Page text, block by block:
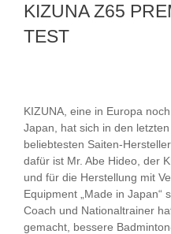
KIZUNA Z65
TEST
KIZUNA, eine in Europa
Japan, hat sich in den
beliebtesten Saiten-
dafür ist Mr. Abe Hideo, der
und für die Herstellung mit
Equipment „Made in Japan“
Coach und Nationaltrainer
gemacht, bessere